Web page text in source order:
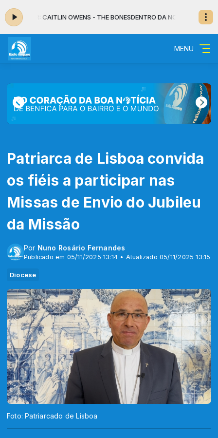
AR: CAITLIN OWENS - THE BONESDENTRO DA NOITE - MUSICAL das
MENU
Patriarca de Lisboa convida
os fiéis a participar nas
Missas de Envio do Jubileu
da Missão
Por Nuno Rosário Fernandes
Publicado em 05/11/2025 13:14 • Atualizado 05/11/2025 13:15
Diocese
Foto: Patriarcado de Lisboa